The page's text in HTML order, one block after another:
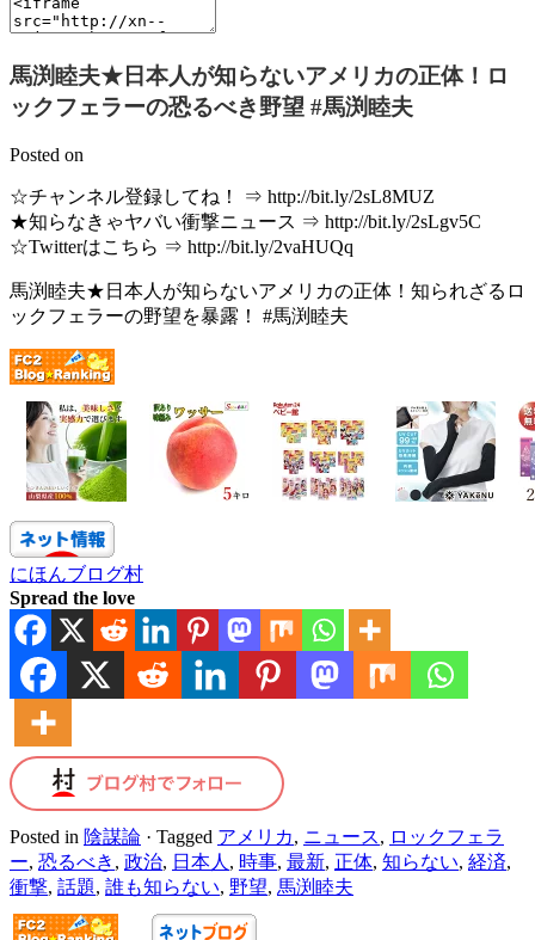
馬渕睦夫★日本人が知らないアメリカの正体！ロ
ックフェラーの恐るべき野望 #馬渕睦夫
Posted on
☆チャンネル登録してね！ ⇒ http://bit.ly/2sL8MUZ
★知らなきゃヤバい衝撃ニュース ⇒ http://bit.ly/2sLgv5C
☆Twitterはこちら ⇒ http://bit.ly/2vaHUQq
馬渕睦夫★日本人が知らないアメリカの正体！知られざるロ
ックフェラーの野望を暴露！ #馬渕睦夫
にほんブログ村
Spread the love
Posted in 陰謀論 · Tagged アメリカ, ニュース, ロックフェラ
ー, 恐るべき , 政治, 日本人, 時事, 最新, 正体, 知らない, 経済,
衝撃, 話題, 誰も知らない, 野望, 馬渕睦夫